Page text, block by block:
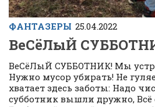
ФАНТАЗЕРЫ 25.04.2022
ВеСёЛыЙ
ВеСёЛыЙ СУББОТНИК! Мы
Нужно мусор убирать! Не
хватает здесь заботы: Надо
субботник вышли дружно, Всё